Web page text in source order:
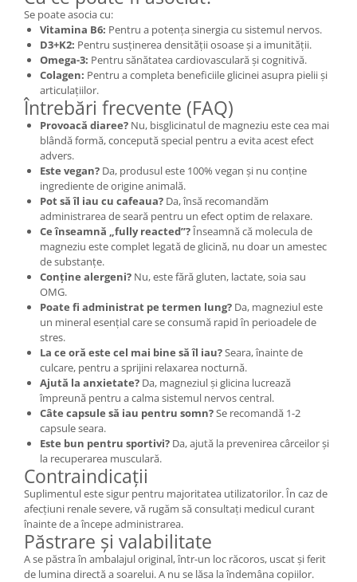
Se poate asocia cu:
Vitamina B6: Pentru a potența sinergia cu sistemul nervos.
D3+K2: Pentru susținerea densității osoase și a imunității.
Omega-3: Pentru sănătatea cardiovasculară și cognitivă.
Colagen: Pentru a completa beneficiile glicinei asupra pielii și
articulațiilor.
Întrebări frecvente (FAQ)
Provoacă diaree? Nu, bisglicinatul de magneziu este cea mai
blândă formă, concepută special pentru a evita acest efect
advers.
Este vegan? Da, produsul este 100% vegan și nu conține
ingrediente de origine animală.
Pot să îl iau cu cafeaua? Da, însă recomandăm
administrarea de seară pentru un efect optim de relaxare.
Ce înseamnă „fully reacted”?Înseamnă că molecula de
magneziu este complet legată de glicină, nu doar un amestec
de substanțe.
Conține alergeni? Nu, este fără gluten, lactate, soia sau
OMG.
Poate fi administrat pe termen lung? Da, magneziul este
un mineral esențial care se consumă rapid în perioadele de
stres.
La ce oră este cel mai bine să îl iau?Seara, înainte de
culcare, pentru a sprijini relaxarea nocturnă.
Ajută la anxietate? Da, magneziul și glicina lucrează
împreună pentru a calma sistemul nervos central.
Câte capsule să iau pentru somn?Se recomandă 1-2
capsule seara.
Este bun pentru sportivi? Da, ajută la prevenirea cârceilor și
la recuperarea musculară.
Contraindicații
Suplimentul este sigur pentru majoritatea utilizatorilor. În caz de
afecțiuni renale severe, vă rugăm să consultați medicul curant
înainte de a începe administrarea.
Păstrare și valabilitate
A se păstra în ambalajul original, într-un loc răcoros, uscat și ferit
de lumina directă a soarelui. A nu se lăsa la îndemâna copiilor.